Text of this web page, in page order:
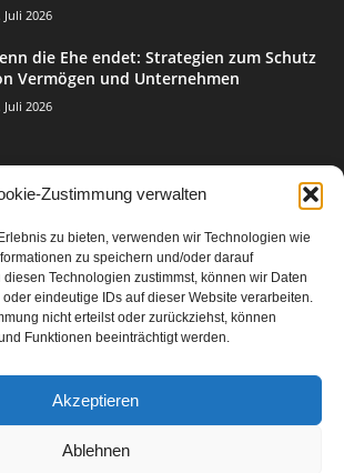
Zustimmung verwalten
zu bieten, verwenden wir Technologien wie
zu speichern und/oder darauf
Technologien zustimmst, können wir Daten
eindeutige IDs auf dieser Website verarbeiten.
nicht erteilst oder zurückziehst, können
Funktionen beeinträchtigt werden.
Akzeptieren
Ablehnen
Juli 2026
die Ehe endet: Strategien zum Schutz
Vermögen und Unternehmen
Juli 2026
3003
2067
567